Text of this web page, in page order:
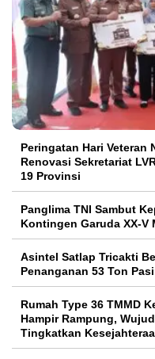
Peringatan Hari Veteran
Renovasi Sekretariat
19 Provinsi
Panglima TNI Sambut
Kontingen Garuda XX-V
Asintel Satlap Tricakti
Penanganan 53 Ton
Rumah Type 36 TMMD
Hampir Rampung,
Tingkatkan